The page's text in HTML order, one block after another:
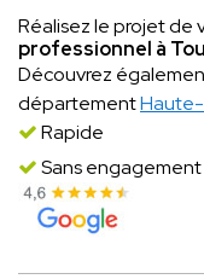
Réalisez le projet de
professionnel à
Découvrez
département
Rapide
Sans engagement